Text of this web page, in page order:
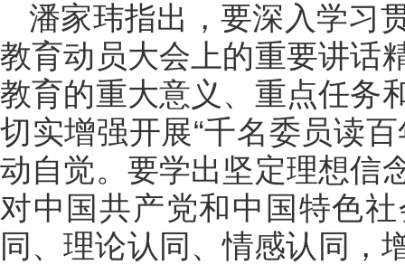
潘家玮指出，要深入学习
教育动员大会上的重要讲话
教育的重大意义、重点任务
切实增强开展“千名委员读
动自觉。要学出坚定理想信
对中国共产党和中国特色
同、理论认同、情感认同，